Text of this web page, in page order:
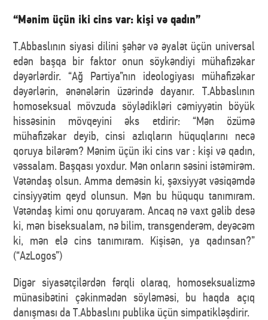
“Mənim üçün iki cins var: kişi və qadın”
T.Abbaslının siyasi dilini şəhər və əyalət üçün universal
edən başqa bir faktor onun söykəndiyi mühafizəkar
dəyərlərdir. “Ağ Partiya”nın ideologiyası mühafizəkar
dəyərlərin, ənənələrin üzərində dayanır. T.Abbaslının
homoseksual mövzuda söylədikləri cəmiyyətin böyük
hissəsinin mövqeyini əks etdirir: “Mən özümə
mühafizəkar deyib, cinsi azlıqların hüquqlarını necə
qoruya bilərəm? Mənim üçün iki cins var : kişi və qadın,
vəssalam. Başqası yoxdur. Mən onların səsini istəmirəm.
Vətəndaş olsun. Amma deməsin ki, şəxsiyyət vəsiqəmdə
cinsiyyətim qeyd olunsun. Mən bu hüququ tanımıram.
Vətəndaş kimi onu qoruyaram. Ancaq nə vaxt gəlib desə
ki, mən biseksualam, nə bilim, transgenderəm, deyəcəm
ki, mən elə cins tanımıram. Kişisən, ya qadınsan?”
(“AzLogos”)
Digər siyasətçilərdən fərqli olaraq, homoseksualizmə
münasibətini çəkinmədən söyləməsi, bu haqda açıq
danışması da T.Abbaslını publika üçün simpatikləşdirir.